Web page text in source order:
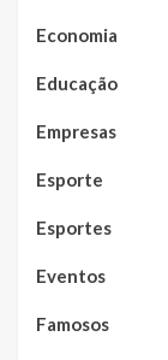
Economia
Educação
Empresas
Esporte
Esportes
Eventos
Famosos